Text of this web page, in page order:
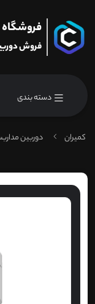
فروشگاه
فروش
دسته بندی
کمیران دوربین